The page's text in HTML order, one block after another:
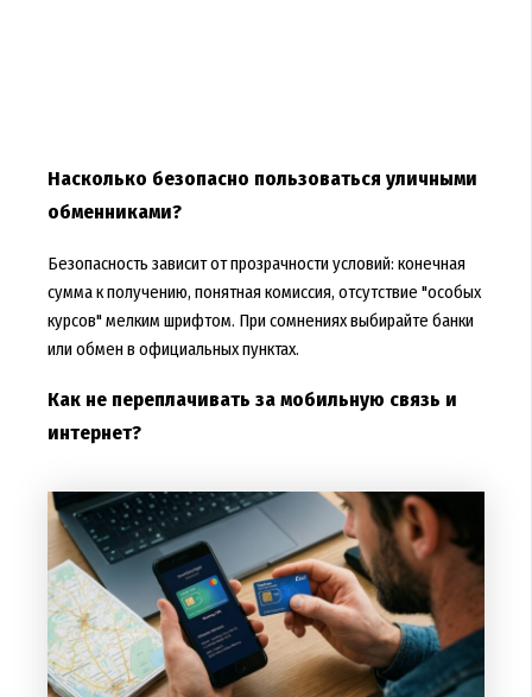
Насколько безопасно пользоваться уличными
обменниками?
Безопасность зависит от прозрачности условий: конечная
сумма к получению, понятная комиссия, отсутствие "особых
курсов" мелким шрифтом. При сомнениях выбирайте банки
или обмен в официальных пунктах.
Как не переплачивать за мобильную связь и
интернет?